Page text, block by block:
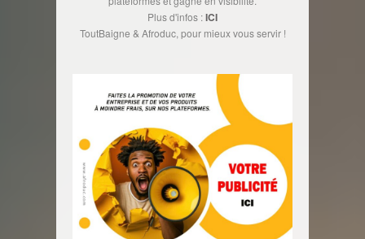
Plus d'infos :ICI
ToutBaigne & Afroduc, pour mieux vous servir !